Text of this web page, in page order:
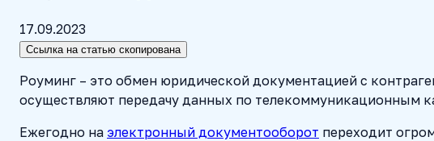
17.09.2023
Ссылка на статью скопирована
Роуминг – это обмен юридической документацией с
осуществляют передачу данных по телекоммуникационным
Ежегодно на электронный документооборот переходит